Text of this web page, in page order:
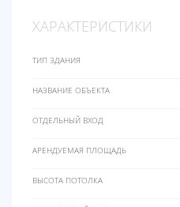
ХАРАКТЕРИСТИКИ
ТИП ЗДАНИЯ
НАЗВАНИЕ ОБЪЕКТА
ОТДЕЛЬНЫЙ ВХОД
АРЕНДУЕМАЯ ПЛОЩАДЬ
ВЫСОТА ПОТОЛКА